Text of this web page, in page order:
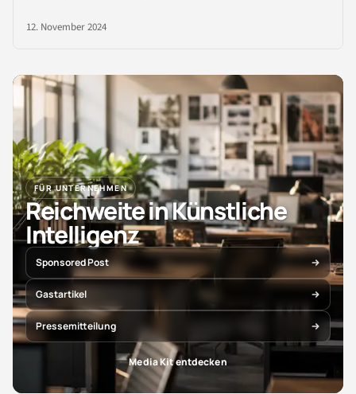
12. November 2024
FÜR UNTERNEHMEN
Reichweite in Künstliche
Intelligenz
Sponsored Post
Gastartikel
Pressemitteilung
Media Kit entdecken